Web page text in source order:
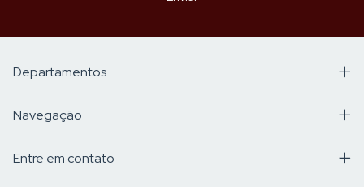
Departamentos
Navegação
Entre em contato